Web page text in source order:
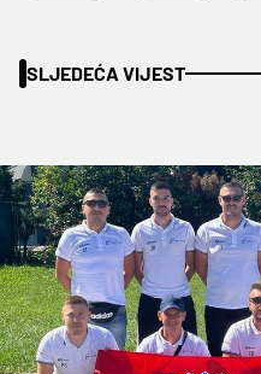
SLJEDEĆA VIJEST